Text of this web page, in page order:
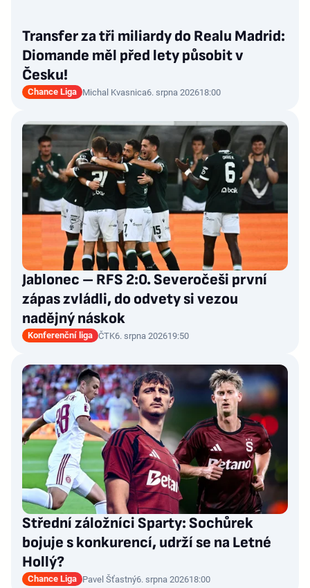
Transfer za tři miliardy do Realu Madrid:
Diomande měl před lety působit v
Česku!
Chance Liga Michal Kvasnica6. srpna 202618:00
Jablonec – RFS 2:0. Severočeši první
zápas zvládli, do odvety si vezou
nadějný náskok
Konferenční liga ČTK6. srpna 202619:50
Střední záložníci Sparty: Sochůrek
bojuje s konkurencí, udrží se na Letné
Hollý?
Chance Liga Pavel Šťastný6. srpna 202618:00